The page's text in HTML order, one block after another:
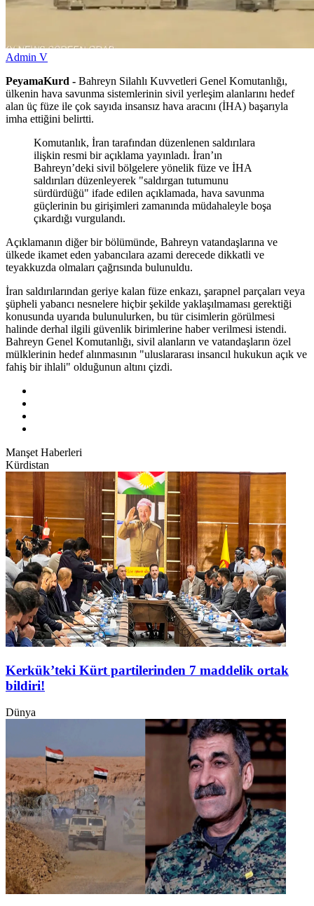
Admin V
PeyamaKurd - Bahreyn Silahlı Kuvvetleri Genel Komutanlığı,
ülkenin hava savunma sistemlerinin sivil yerleşim alanlarını hedef
alan üç füze ile çok sayıda insansız hava aracını (İHA) başarıyla
imha ettiğini belirtti.
Komutanlık, İran tarafından düzenlenen saldırılara
ilişkin resmi bir açıklama yayınladı. İran’ın
Bahreyn’deki sivil bölgelere yönelik füze ve İHA
saldırıları düzenleyerek "saldırgan tutumunu
sürdürdüğü" ifade edilen açıklamada, hava savunma
güçlerinin bu girişimleri zamanında müdahaleyle boşa
çıkardığı vurgulandı.
Açıklamanın diğer bir bölümünde, Bahreyn vatandaşlarına ve
ülkede ikamet eden yabancılara azami derecede dikkatli ve
teyakkuzda olmaları çağrısında bulunuldu.
İran saldırılarından geriye kalan füze enkazı, şarapnel parçaları veya
şüpheli yabancı nesnelere hiçbir şekilde yaklaşılmaması gerektiği
konusunda uyarıda bulunulurken, bu tür cisimlerin görülmesi
halinde derhal ilgili güvenlik birimlerine haber verilmesi istendi.
Bahreyn Genel Komutanlığı, sivil alanların ve vatandaşların özel
mülklerinin hedef alınmasının "uluslararası insancıl hukukun açık ve
fahiş bir ihlali" olduğunun altını çizdi.
Manşet Haberleri
Kürdistan
Kerkük’teki Kürt partilerinden 7 maddelik ortak
bildiri!
Dünya